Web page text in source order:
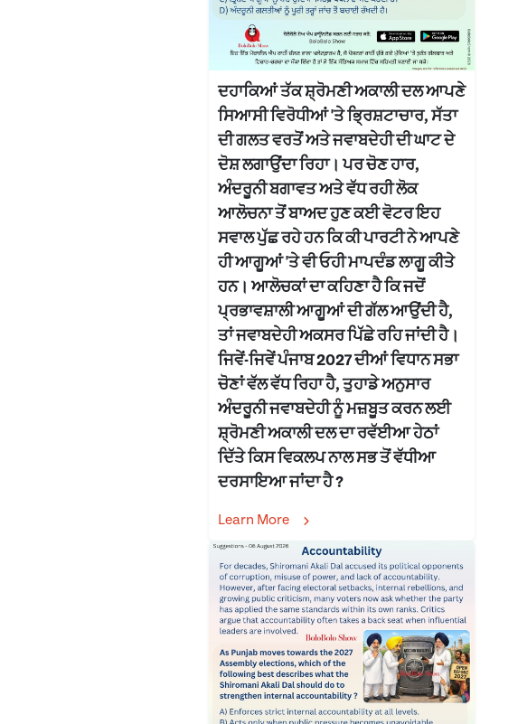
ਦਹਾਕਿਆਂ ਤੱਕ ਸ਼੍ਰੋਮਣੀ ਅਕਾਲੀ ਦਲ ਆਪਣੇ
ਸਿਆਸੀ ਵਿਰੋਧੀਆਂ 'ਤੇ ਭ੍ਰਿਸ਼ਟਾਚਾਰ, ਸੱਤਾ
ਦੀ ਗਲਤ ਵਰਤੋਂ ਅਤੇ ਜਵਾਬਦੇਹੀ ਦੀ ਘਾਟ ਦੇ
ਦੋਸ਼ ਲਗਾਉਂਦਾ ਰਿਹਾ। ਪਰ ਚੋਣ ਹਾਰ,
ਅੰਦਰੂਨੀ ਬਗਾਵਤ ਅਤੇ ਵੱਧ ਰਹੀ ਲੋਕ
ਆਲੋਚਨਾ ਤੋਂ ਬਾਅਦ ਹੁਣ ਕਈ ਵੋਟਰ ਇਹ
ਸਵਾਲ ਪੁੱਛ ਰਹੇ ਹਨ ਕਿ ਕੀ ਪਾਰਟੀ ਨੇ ਆਪਣੇ
ਹੀ ਆਗੂਆਂ 'ਤੇ ਵੀ ਓਹੀ ਮਾਪਦੰਡ ਲਾਗੂ ਕੀਤੇ
ਹਨ। ਆਲੋਚਕਾਂ ਦਾ ਕਹਿਣਾ ਹੈ ਕਿ ਜਦੋਂ
ਪ੍ਰਭਾਵਸ਼ਾਲੀ ਆਗੂਆਂ ਦੀ ਗੱਲ ਆਉਂਦੀ ਹੈ,
ਤਾਂ ਜਵਾਬਦੇਹੀ ਅਕਸਰ ਪਿੱਛੇ ਰਹਿ ਜਾਂਦੀ ਹੈ।
ਜਿਵੇਂ-ਜਿਵੇਂ ਪੰਜਾਬ 2027 ਦੀਆਂ ਵਿਧਾਨ ਸਭਾ
ਚੋਣਾਂ ਵੱਲ ਵੱਧ ਰਿਹਾ ਹੈ, ਤੁਹਾਡੇ ਅਨੁਸਾਰ
ਅੰਦਰੂਨੀ ਜਵਾਬਦੇਹੀ ਨੂੰ ਮਜ਼ਬੂਤ ਕਰਨ ਲਈ
ਸ਼੍ਰੋਮਣੀ ਅਕਾਲੀ ਦਲ ਦਾ ਰਵੱਈਆ ਹੇਠਾਂ
ਦਿੱਤੇ ਕਿਸ ਵਿਕਲਪ ਨਾਲ ਸਭ ਤੋਂ ਵੱਧੀਆ
ਦਰਸਾਇਆ ਜਾਂਦਾ ਹੈ ?
Learn More